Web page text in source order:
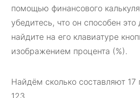
помощью финансового
убедитесь, что он способен это
найдите на его клавиатуре
изображением процента (%).
Найдём сколько составляют 17